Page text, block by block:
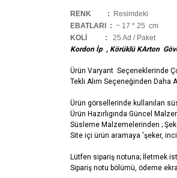
RENK :
Resimdeki
EBATLARI : ~ 17 * 25 cm
KOLİ
: 25 Ad / Paket
Kordon İp , Körüklü KArton
Ürün Varyant Seçeneklerinde
Tekli Alım Seçeneğinden Daha
Ürün görsellerinde kullanılan
Ürün Hazırlıgında Güncel
Süsleme Malzemelerinden ;
Site içi ürün aramaya 'şeker,
Lütfen sipariş notuna; İletmek
Sipariş notu bölümü, ödeme